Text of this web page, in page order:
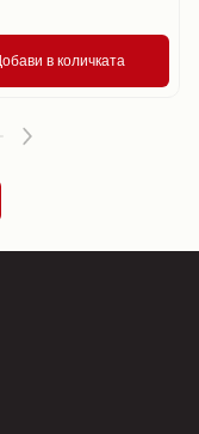
в количката